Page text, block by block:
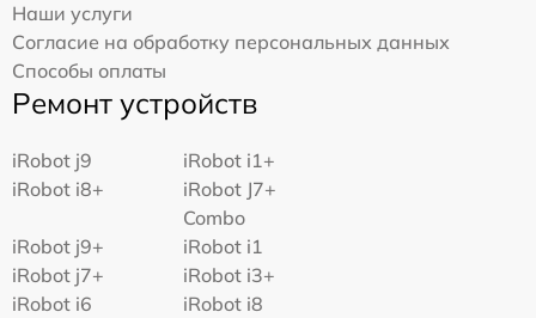
Наши услуги
Согласие на обработку персональных данных
Способы оплаты
Ремонт устройств
iRobot j9
iRobot i1+
iRobot i8+
iRobot J7+
Combo
iRobot j9+
iRobot i1
iRobot j7+
iRobot i3+
iRobot i6
iRobot i8